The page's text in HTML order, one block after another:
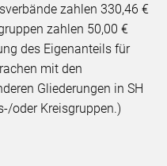
zahlen 330,46 €
zahlen 50,00 €
des Eigenanteils für
mit den
Gliederungen in SH
oder Kreisgruppen.)